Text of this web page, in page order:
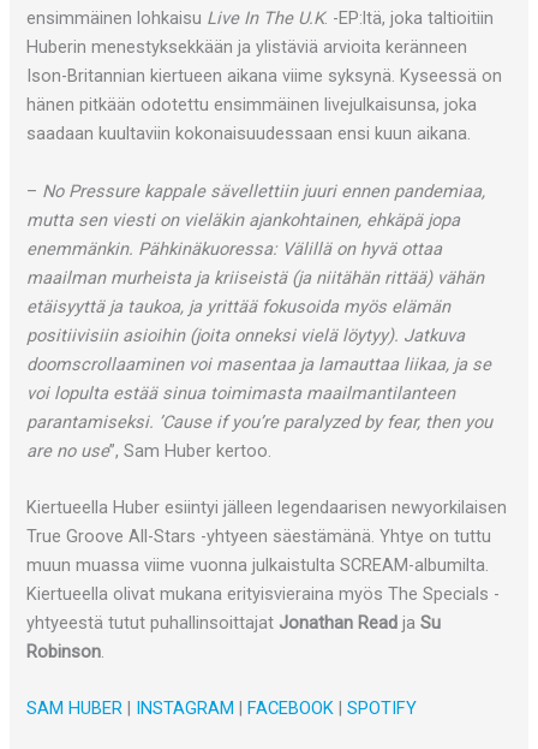
ensimmäinen lohkaisu Live In The U.K. -EP:ltä, joka taltioitiin
Huberin menestyksekkään ja ylistäviä arvioita keränneen
Ison-Britannian kiertueen aikana viime syksynä. Kyseessä on
hänen pitkään odotettu ensimmäinen livejulkaisunsa, joka
saadaan kuultaviin kokonaisuudessaan ensi kuun aikana.
– No Pressure kappale sävellettiin juuri ennen pandemiaa,
mutta sen viesti on vieläkin ajankohtainen, ehkäpä jopa
enemmänkin. Pähkinäkuoressa: Välillä on hyvä ottaa
maailman murheista ja kriiseistä (ja niitähän rittää) vähän
etäisyyttä ja taukoa, ja yrittää fokusoida myös elämän
positiivisiin asioihin (joita onneksi vielä löytyy). Jatkuva
doomscrollaaminen voi masentaa ja lamauttaa liikaa, ja se
voi lopulta estää sinua toimimasta maailmantilanteen
parantamiseksi. ’Cause if you’re paralyzed by fear, then you
are no use”, Sam Huber kertoo.
Kiertueella Huber esiintyi jälleen legendaarisen newyorkilaisen
True Groove All-Stars -yhtyeen säestämänä. Yhtye on tuttu
muun muassa viime vuonna julkaistulta SCREAM-albumilta.
Kiertueella olivat mukana erityisvieraina myös The Specials -
yhtyeestä tutut puhallinsoittajat Jonathan Read jaSu
Robinson.
SAM HUBER INSTAGRAM FACEBOOK |SPOTIFY